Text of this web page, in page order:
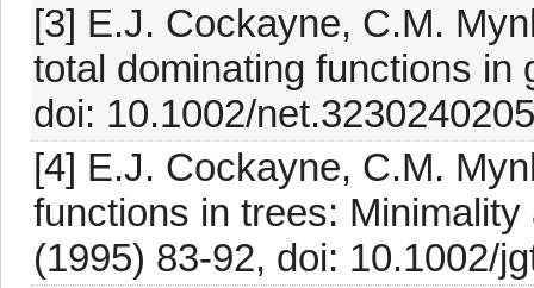
[3] E.J. Cockayne, C.M.
total dominating functions
doi: 10.1002/
[4] E.J. Cockayne, C.M.
functions in trees:
(1995) 83-92, doi: 10.1002/